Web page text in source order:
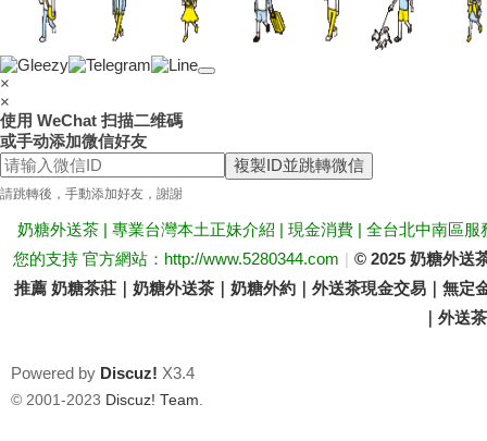
送
茶
×
×
使用 WeChat 扫描二维碼
或手动添加微信好友
複製ID並跳轉微信
請跳轉後，手動添加好友，謝謝
奶糖外送茶 | 專業台灣本土正妹介紹 | 現金消費 | 全台北中南區
您的支持 官方網站：http://www.5280344.com | © 2025 奶糖外送
推薦 奶糖茶莊｜奶糖外送茶｜奶糖外約｜外送茶現金交易｜無
｜外送
Powered by Discuz! X3.4
© 2001-2023 Discuz! Team.